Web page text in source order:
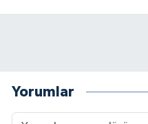
Yorumlar